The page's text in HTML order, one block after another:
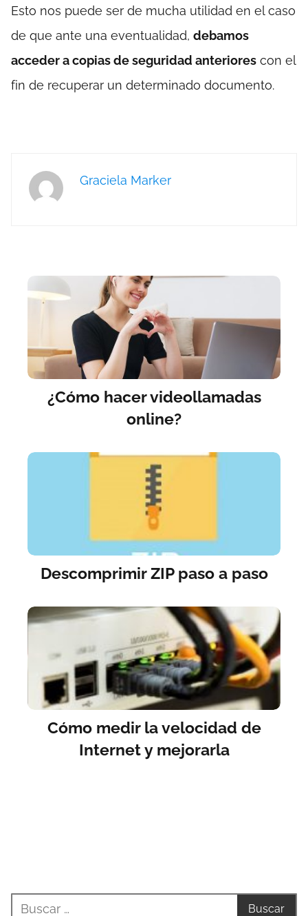
Esto nos puede ser de mucha utilidad en el caso
de que ante una eventualidad, debamos
acceder a copias de seguridad anteriores con el
fin de recuperar un determinado documento.
Graciela Marker
¿Cómo hacer videollamadas
online?
Descomprimir ZIP paso a paso
Cómo medir la velocidad de
Internet y mejorarla